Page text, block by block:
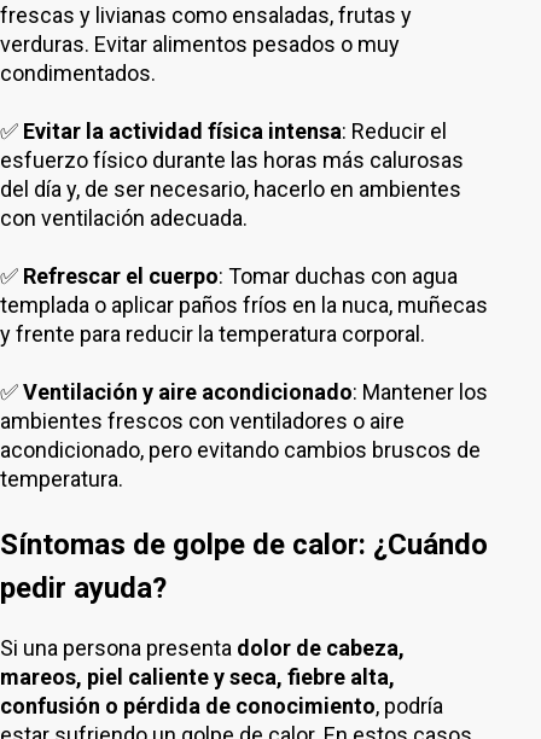
frescas y livianas como ensaladas, frutas y
verduras. Evitar alimentos pesados o muy
condimentados.
✅ Evitar la actividad física intensa: Reducir el
esfuerzo físico durante las horas más calurosas
del día y, de ser necesario, hacerlo en ambientes
con ventilación adecuada.
✅ Refrescar el cuerpo: Tomar duchas con agua
templada o aplicar paños fríos en la nuca, muñecas
y frente para reducir la temperatura corporal.
✅Ventilación y aire acondicionado: Mantener los
ambientes frescos con ventiladores o aire
acondicionado, pero evitando cambios bruscos de
temperatura.
Síntomas de golpe de calor: ¿Cuándo
pedir ayuda?
Si una persona presenta dolor de cabeza,
mareos, piel caliente y seca, fiebre alta,
confusión o pérdida de conocimiento, podría